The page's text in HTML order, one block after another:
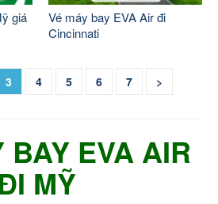
giá
Vé máy bay EVA Air đi
Cincinnati
3 4 5 6 7 >
BAY EVA AIR
MỸ